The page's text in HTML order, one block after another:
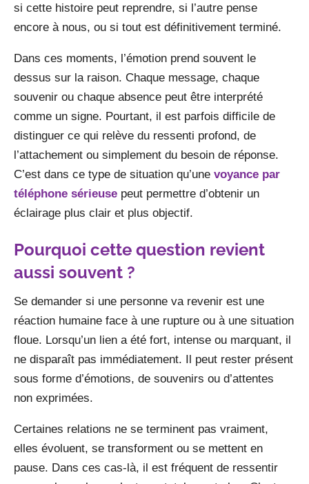
si cette histoire peut reprendre, si l’autre pense
encore à nous, ou si tout est définitivement terminé.
Dans ces moments, l’émotion prend souvent le
dessus sur la raison. Chaque message, chaque
souvenir ou chaque absence peut être interprété
comme un signe. Pourtant, il est parfois difficile de
distinguer ce qui relève du ressenti profond, de
l’attachement ou simplement du besoin de réponse.
C’est dans ce type de situation qu’une voyance par
téléphone sérieuse peut permettre d’obtenir un
éclairage plus clair et plus objectif.
Pourquoi cette question revient
aussi souvent ?
Se demander si une personne va revenir est une
réaction humaine face à une rupture ou à une situation
floue. Lorsqu’un lien a été fort, intense ou marquant, il
ne disparaît pas immédiatement. Il peut rester présent
sous forme d’émotions, de souvenirs ou d’attentes
non exprimées.
Certaines relations ne se terminent pas vraiment,
elles évoluent, se transforment ou se mettent en
pause. Dans ces cas-là, il est fréquent de ressentir